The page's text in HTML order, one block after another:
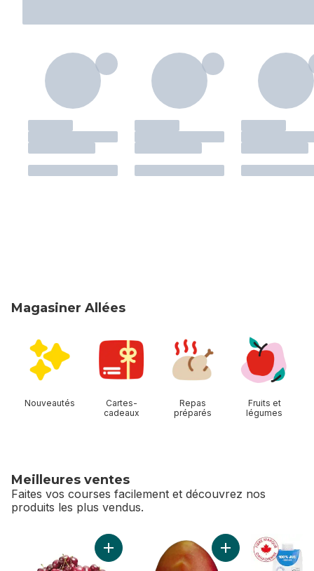
Magasiner Allées
Nouveautés
Cartes-
cadeaux
Repas
préparés
Fruits et
légumes
Meilleures ventes
Faites vos courses facilement et découvrez nos
produits les plus vendus.
sauter Meilleures ventes
Ajouter Cerises rouges au panierAjouter Mangues